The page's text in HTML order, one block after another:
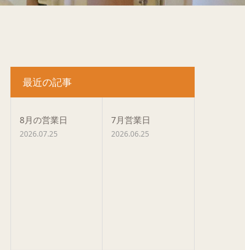
最近の記事
8月の営業日
2026.07.25
7月営業日
2026.06.25